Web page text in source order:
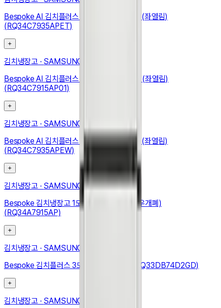
Bespoke AI 김치플러스 1도어 키친핏 347L (좌열림)
(RQ34C7935APET)
+
김치냉장고 · SAMSUNG
Bespoke AI 김치플러스 1도어 키친핏 348L (좌열림)
(RQ34C7915AP01)
+
김치냉장고 · SAMSUNG
Bespoke AI 김치플러스 1도어 키친핏 347L (좌열림)
(RQ34C7935APEW)
+
김치냉장고 · SAMSUNG
Bespoke 김치냉장고 1도어 348L (우힌지, 우개폐)
(RQ34A7915AP)
+
김치냉장고 · SAMSUNG
Bespoke 김치플러스 3도어 키친핏 313L (RQ33DB74D2GD)
+
김치냉장고 · SAMSUNG